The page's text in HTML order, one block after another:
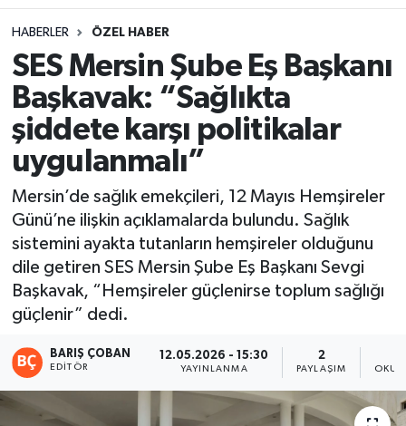
HABERLER ÖZEL HABER
SES Mersin Şube Eş Başkanı
Başkavak: “Sağlıkta
şiddete karşı politikalar
uygulanmalı”
Mersin’de sağlık emekçileri, 12 Mayıs Hemşireler
Günü’ne ilişkin açıklamalarda bulundu. Sağlık
sistemini ayakta tutanların hemşireler olduğunu
dile getiren SES Mersin Şube Eş Başkanı Sevgi
Başkavak, “Hemşireler güçlenirse toplum sağlığı
güçlenir” dedi.
BARIŞ ÇOBAN
EDITÖR
12.05.2026 - 15:30
YAYINLANMA
2
PAYLAŞIM
Güncel
Haberde insan
Kültür - Sanat
Magazin
Mersin
Mersin Tarihi
Özel Haber
Politika
Haber Arşivi